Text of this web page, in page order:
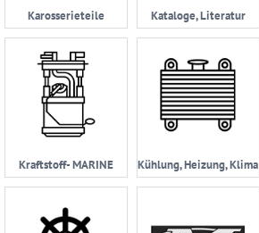
Karosserieteile Kataloge, Literatur
Kraftstoff- MARINE Kühlung, Heizung, Klima